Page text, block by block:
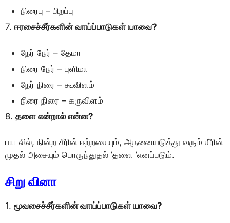
நிரைபு – பிறப்பு
7. ஈரசைச்சீர்களின் வாய்ப்பாடுகள் யாவை?
நேர் நேர் – தேமா
நிரை நேர் – புளிமா
நேர் நிரை – கூவிளம்
நிரை நிரை – கருவிளம்
8. தளை என்றால் என்ன?
பாடலில், நின்ற சீரின் ஈற்றசையும், அதனையடுத்து வரும் சீரின்
முதல் அசையும் பொருந்துதல் ’தளை ’எனப்படும்.
சிறு வினா
1. மூவசைச்சீர்களின் வாய்ப்பாடுகள் யாவை?